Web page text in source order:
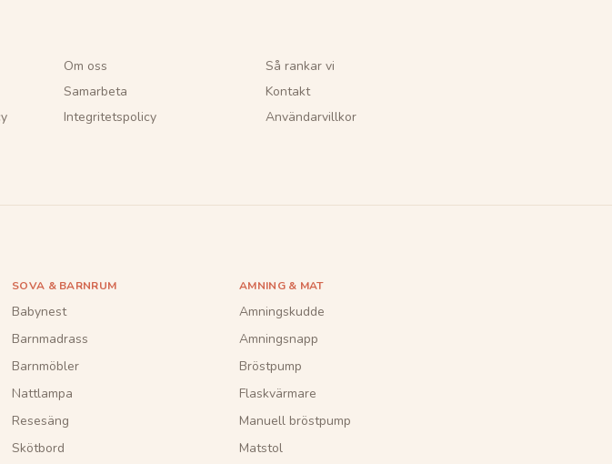
Om oss
Så rankar vi
Samarbeta
Kontakt
Integritetspolicy
Användarvillkor
SOVA & BARNRUM
Babynest
Barnmadrass
Barnmöbler
Nattlampa
Resesäng
Skötbord
AMNING & MAT
Amningskudde
Amningsnapp
Bröstpump
Flaskvärmare
Manuell bröstpump
Matstol